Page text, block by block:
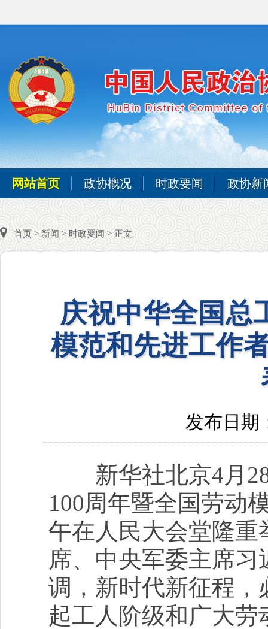
网站首页 政协概况 时政要闻 政协新
首页 > 新闻 > 时政要闻 > 正文
庆祝中华全国总
模范和先进工作
发布日期
新华社北京4月28
100周年暨全国劳动
午在人民大会堂隆
席、中央军委主席
调，新时代新征程
起工人阶级和广大